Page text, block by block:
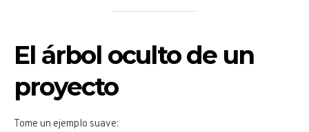
El árbol oculto de un
proyecto
Tome un ejemplo suave: